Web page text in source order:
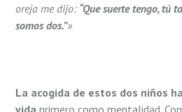
oreja me dijo: “Que suerte tengo, tú
somos dos.”»
La acogida de estos dos niños